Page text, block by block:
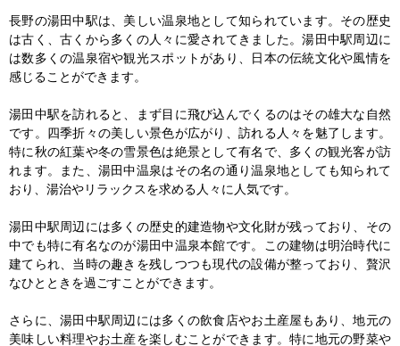
長野の湯田中駅は、美しい温泉地として知られています。その歴史
は古く、古くから多くの人々に愛されてきました。湯田中駅周辺に
は数多くの温泉宿や観光スポットがあり、日本の伝統文化や風情を
感じることができます。
湯田中駅を訪れると、まず目に飛び込んでくるのはその雄大な自然
です。四季折々の美しい景色が広がり、訪れる人々を魅了します。
特に秋の紅葉や冬の雪景色は絶景として有名で、多くの観光客が訪
れます。また、湯田中温泉はその名の通り温泉地としても知られて
おり、湯治やリラックスを求める人々に人気です。
湯田中駅周辺には多くの歴史的建造物や文化財が残っており、その
中でも特に有名なのが湯田中温泉本館です。この建物は明治時代に
建てられ、当時の趣きを残しつつも現代の設備が整っており、贅沢
なひとときを過ごすことができます。
さらに、湯田中駅周辺には多くの飲食店やお土産屋もあり、地元の
美味しい料理やお土産を楽しむことができます。特に地元の野菜や